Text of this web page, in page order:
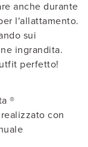
anche durante
l'allattamento.
sui
ingrandita.
perfetto!
®
con